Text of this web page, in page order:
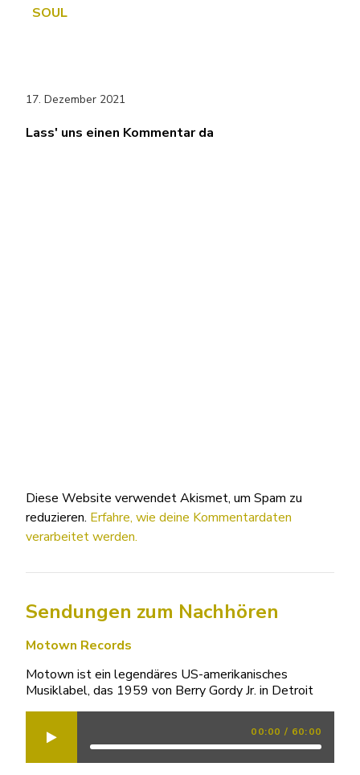
SOUL
17. Dezember 2021
Lass' uns einen Kommentar da
Diese Website verwendet Akismet, um Spam zu
reduzieren. Erfahre, wie deine Kommentardaten
verarbeitet werden.
Sendungen zum Nachhören
Motown Records
Motown ist ein legendäres US-amerikanisches
Musiklabel, das 1959 von Berry Gordy Jr. in Detroit
00:00 / 60:00